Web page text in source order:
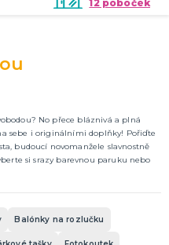
12 poboček
No přece bláznivá a plná
sebe i originálními doplňky! Pořiďte
budoucí novomanžele slavnostně
si srazy barevnou paruku nebo
místa, kde budete slavit. Balónky,
Balónky na rozlučku